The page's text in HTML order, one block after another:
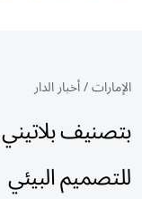
الإمارات/أخبار الدار
بتصنيف
للتصميم البيئي